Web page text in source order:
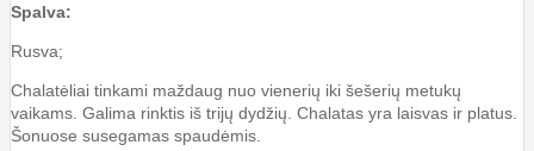
Spalva:
Rusva;
Chalatėliai tinkami maždaug nuo vienerių iki šešerių metukų
vaikams. Galima rinktis iš trijų dydžių. Chalatas yra laisvas ir platus.
Šonuose susegamas spaudėmis.